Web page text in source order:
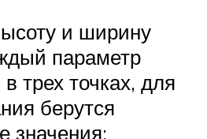
и ширину
параметр
трех точках, для
берутся
значения;